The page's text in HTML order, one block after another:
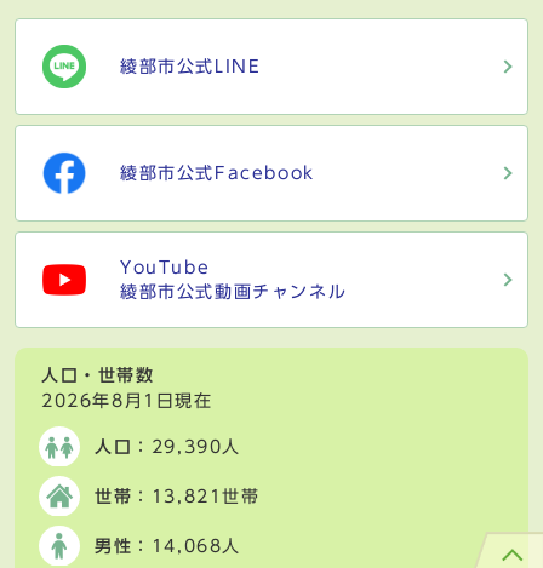
綾部市公式LINE
綾部市公式Facebook
YouTube
綾部市公式動画チャンネル
人口・世帯数
2026年8月1日現在
人口 ：29,390人
世帯 ：13,821世帯
男性 ：14,068人